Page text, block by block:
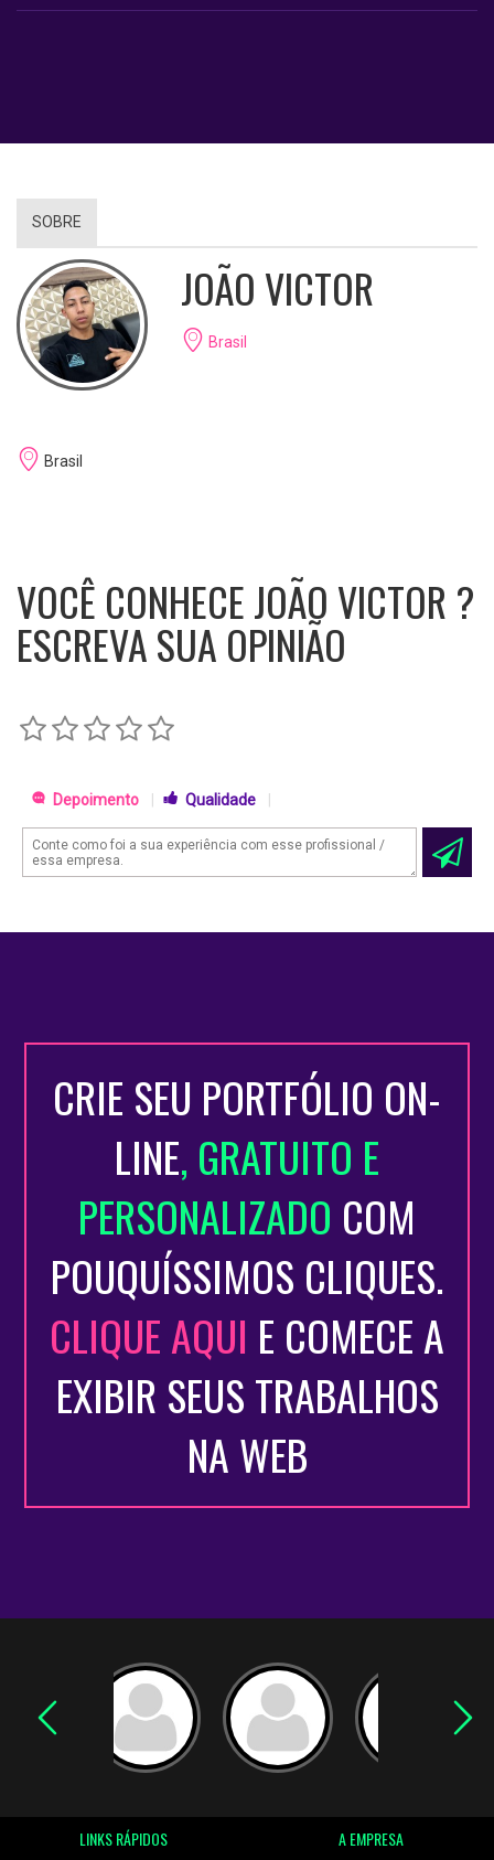
SOBRE
JOÃO VICTOR
Brasil
Brasil
VOCÊ CONHECE JOÃO VICTOR ?
ESCREVA SUA OPINIÃO
Depoimento Qualidade
CRIE SEU PORTFÓLIO ON-
LINE, GRATUITO E
PERSONALIZADO COM
POUQUÍSSIMOS CLIQUES.
CLIQUE AQUI E COMECE A
EXIBIR SEUS TRABALHOS
NA WEB
LINKS RÁPIDOS A EMPRESA